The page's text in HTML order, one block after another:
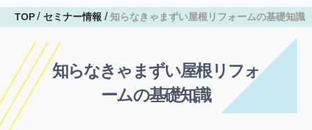
TOP セミナー情報 知らなきゃまずい屋根リフォームの基礎知識
知らなきゃまずい屋根リフォ
ームの基礎知識